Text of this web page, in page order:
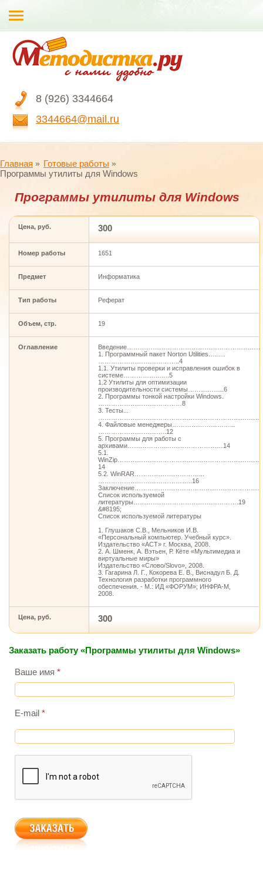
8 (926) 3344664
3344664@mail.ru
Главная
Готовые работы
Программы утилиты для Windows
Программы утилиты для Windows
Цена, руб. 300
Номер работы 1651
Предмет Информатика
Тип работы Реферат
Объем, стр. 19
Оглавление
1. Программный пакет Norton Utilities….….
………………………………..4
1.1. Утилиты проверки и исправления ошибок в
системе……………..…..5
1.2 Утилиты для оптимизации
производительности системы……………..6
2. Программы тонкой настройки Windows.
…………………………………8
3. Тесты...
4. Файловые менеджеры………………………...
…………………………..12
5. Программы для работы с
архивами……………...………………………14
5.1.
14
5.2. WinRAR…………………………...
……………………………………..16
Список используемой
литературы………………………………………….19
&#8195;
Список используемой литературы
1. Глушаков С.В., Мельников И.В.
«Персональный компьютер. Учебный курс».
Издательство «АСТ» г. Москва, 2008.
2. А. Шменк, А. Вэтьен, Р. Кёте «Мультимедиа и
виртуальные миры»
Издательство «Слово/Slovo», 2008.
3. Гагарина Л. Г., Кокорева Е. В., Виснадул Б. Д.
Технология разработки программного
обеспечения. - М.: ИД «ФОРУМ»; ИНФРА-М,
2008.
Цена, руб. 300
Заказать работу «Программы утилиты для Windows»
Ваше имя *
E-mail *